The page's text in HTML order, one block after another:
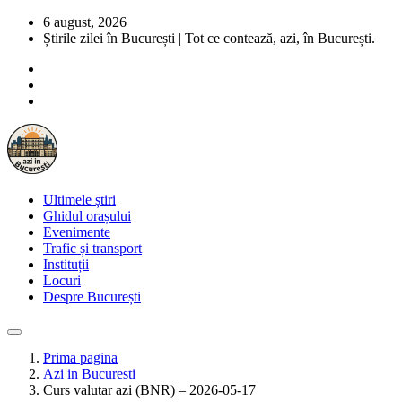
6 august, 2026
Știrile zilei în București | Tot ce contează, azi, în București.
Ultimele știri
Ghidul orașului
Evenimente
Trafic și transport
Instituții
Locuri
Despre București
Prima pagina
Azi in Bucuresti
Curs valutar azi (BNR) – 2026-05-17